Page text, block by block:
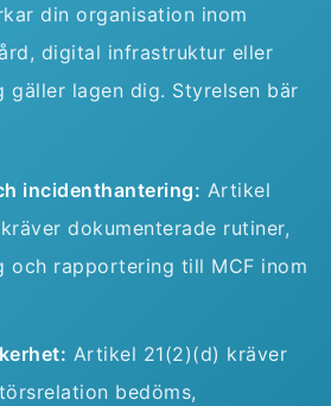
din organisation inom
digital infrastruktur eller
lagen dig. Styrelsen bär
incidenthantering: Artikel
dokumenterade rutiner,
och rapportering till MCF inom
Artikel 21(2)(d) kräver
bedöms,